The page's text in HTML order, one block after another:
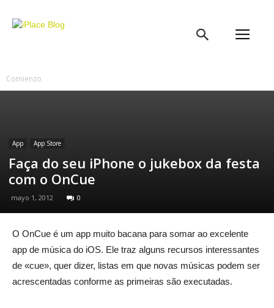
Comienzo
App App Store
Faça do seu iPhone o jukebox da festa
com o OnCue
mayo 1, 2012 0
O OnCue é um app muito bacana para somar ao excelente
app de música do iOS. Ele traz alguns recursos interessantes
de «cue», quer dizer, listas em que novas músicas podem ser
acrescentadas conforme as primeiras são executadas.